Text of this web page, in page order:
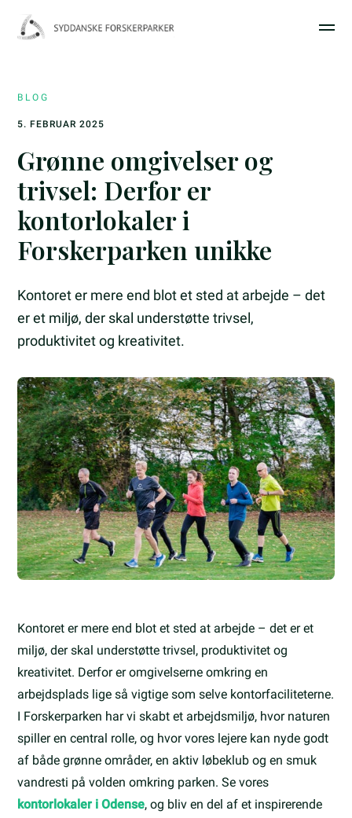
BLOG
5. FEBRUAR 2025
Grønne omgivelser og
trivsel: Derfor er
kontorlokaler i
Forskerparken unikke
Kontoret er mere end blot et sted at arbejde – det
er et miljø, der skal understøtte trivsel,
produktivitet og kreativitet.
Kontoret er mere end blot et sted at arbejde – det er et
miljø, der skal understøtte trivsel, produktivitet og
kreativitet. Derfor er omgivelserne omkring en
arbejdsplads lige så vigtige som selve kontorfaciliteterne.
I Forskerparken har vi skabt et arbejdsmiljø, hvor naturen
spiller en central rolle, og hvor vores lejere kan nyde godt
af både grønne områder, en aktiv løbeklub og en smuk
vandresti på volden omkring parken. Se vores
kontorlokaler i Odense, og bliv en del af et inspirerende